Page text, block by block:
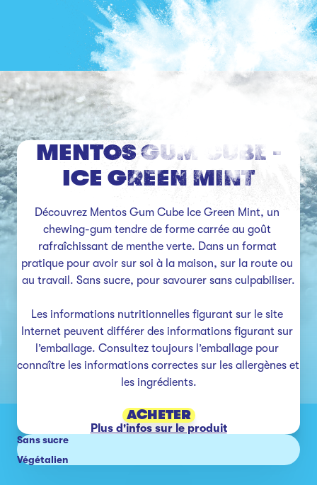
MENTOS GUM CUBE -
ICE GREEN MINT
Découvrez Mentos Gum Cube Ice Green Mint, un
chewing-gum tendre de forme carrée au goût
rafraîchissant de menthe verte. Dans un format
pratique pour avoir sur soi à la maison, sur la route ou
au travail. Sans sucre, pour savourer sans culpabiliser.
Les informations nutritionnelles figurant sur le site
Internet peuvent différer des informations figurant sur
l’emballage. Consultez toujours l’emballage pour
connaître les informations correctes sur les allergènes et
les ingrédients.
ACHETER
Plus d'infos sur le produit
Sans sucre
Végétalien